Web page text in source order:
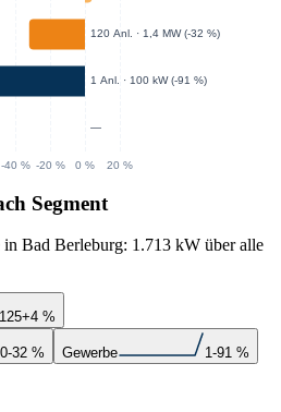
Segment
Bad Berleburg: 1.713 kW über alle
125+4 %
-32 % Gewerbe 1-91 %